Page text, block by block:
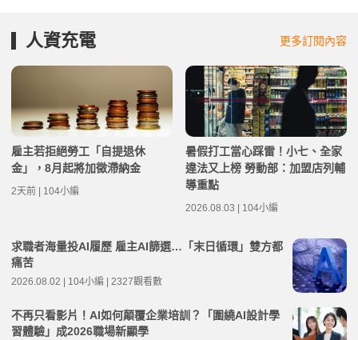
人資充電 更多訂閱內容
雇主若拒絕勞工「自提退休
金」，8月起將加徵滯納金
2天前 | 104小編
暑假打工當心踩雷！小七、全家
違法又上榜 勞動部：加盟店列輔
導重點
2026.08.03 | 104小編
求職者海量投AI履歷 雇主AI篩選…「末日循環」雙方都
痛苦
2026.08.02 | 104小編 | 2327觀看數
不再只看影片！AI如何顛覆企業培訓？「圍繞AI設計學
習體驗」成2026職場新顯學